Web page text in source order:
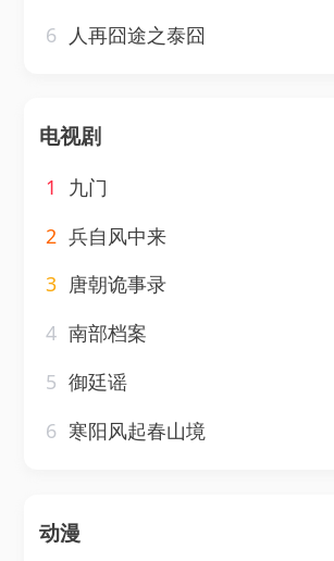
6
人再囧途之泰囧
电视剧
1
九门
2 兵自风中来
3 唐朝诡事录
4 南部档案
5 御廷谣
6 寒阳风起春山境
动漫